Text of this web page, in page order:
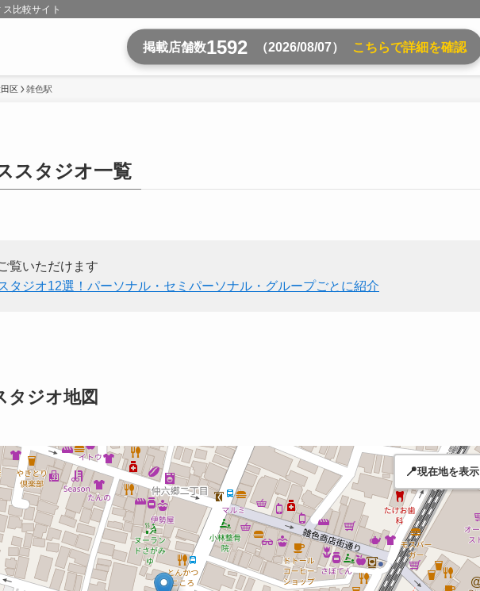
比較サイト
掲載店舗数1592 （2026/08/07） こちらで詳細を確認
区 雑色駅
スタジオ一覧
覧いただけます
タジオ12選！パーソナル・セミパーソナル・グループごとに紹介
タジオ地図
📍現在地を表示